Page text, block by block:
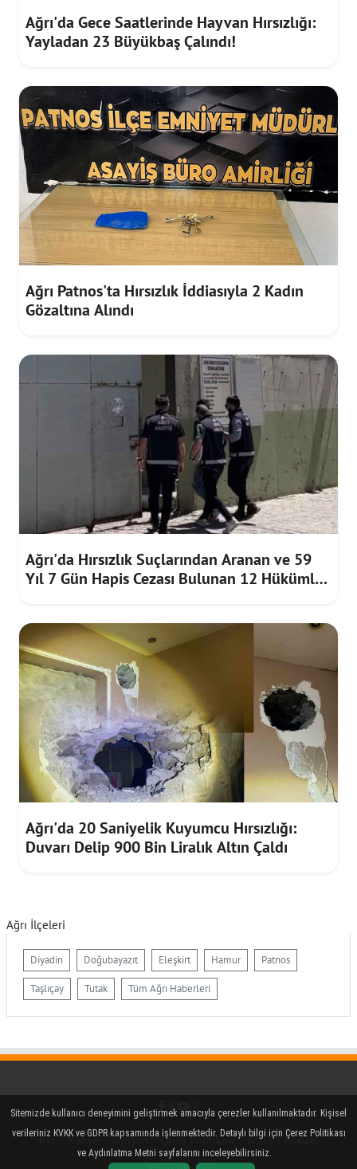
Ağrı'da Gece Saatlerinde Hayvan Hırsızlığı:
Yayladan 23 Büyükbaş Çalındı!
Ağrı Patnos'ta Hırsızlık İddiasıyla 2 Kadın
Gözaltına Alındı
Ağrı'da Hırsızlık Suçlarından Aranan ve 59
Yıl 7 Gün Hapis Cezası Bulunan 12 Hükümlü
Ağrı'da 20 Saniyelik Kuyumcu Hırsızlığı:
Duvarı Delip 900 Bin Liralık Altın Çaldı
Ağrı İlçeleri
Diyadin Doğubayazıt Eleşkirt Hamur Patnos
Taşlıçay Tutak Tüm Ağrı Haberleri
Facebook
Twitter (X)
YouTube
Instagram
Rss Künye İletişim Çerez Politikası
Gizlilik İlkeleri
Sitemizde kullanıcı deneyimini geliştirmek amacıyla çerezler kullanılmaktadır. Kişisel
verileriniz KVKK ve GDPR kapsamında işlenmektedir. Detaylı bilgi için Çerez Politikası
ve Aydınlatma Metni sayfalarını inceleyebilirsiniz.